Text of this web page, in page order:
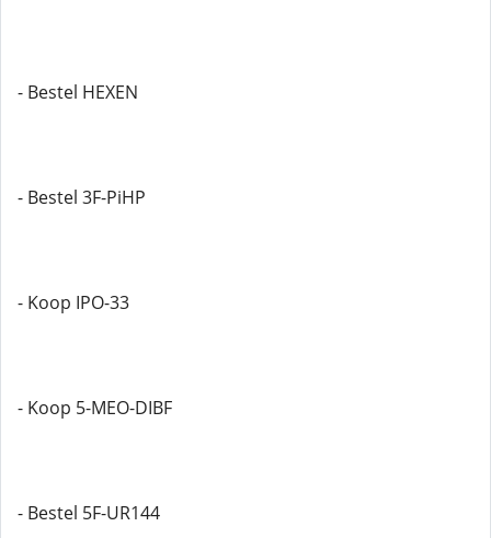
- Bestel HEXEN
- Bestel 3F-PiHP
- Koop IPO-33
- Koop 5-MEO-DIBF
- Bestel 5F-UR144